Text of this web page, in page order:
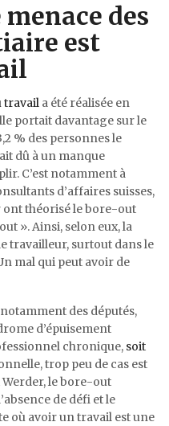
des
est
travail a été réalisée en
portait davantage sur le
% des personnes le
dû à un manque
C’est notamment à
d’affaires suisses,
ont théorisé le bore-out
». Ainsi, selon eux, la
travailleur, surtout dans le
mal qui peut avoir de
des députés,
d’épuisement
chronique, soit
trop peu de cas est
le bore-out
de défi et le
où avoir un travail est une